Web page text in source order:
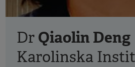
Dr Qiaolin Deng
Karolinska